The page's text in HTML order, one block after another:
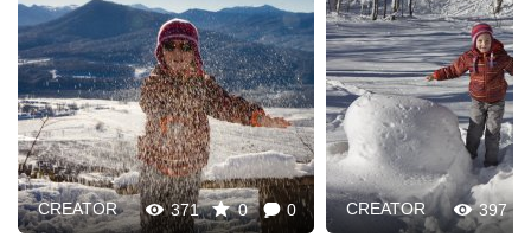
371 0 0
CREATOR 397
CREATOR